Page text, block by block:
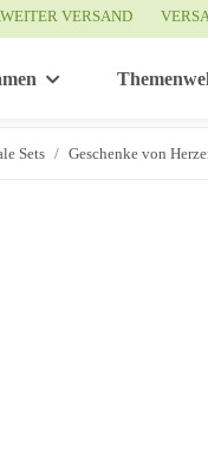
VERSAND
Sets Geschenke von